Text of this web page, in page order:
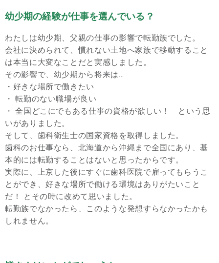
幼少期の経験が仕事を選んでいる？
わたしは幼少期、父親の仕事の影響で転勤族でした。
会社に決められて、慣れない土地へ家族で移動すること
は本当に大変なことだと実感しました。
その影響で、幼少期から将来は…
・好きな場所で働きたい
・ 転勤のない職場が良い
・ 全国どこにでもある仕事の資格が欲しい！ という思
いがありました。
そして、歯科衛生士の国家資格を取得しました。
歯科のお仕事なら、北海道から沖縄まで全国にあり、基
本的には転勤することはないと思ったからです。
実際に、上京した後にすぐに歯科医院で雇ってもらうこ
とができ、好きな場所で働ける環境はありがたいこと
だ！ とその時に改めて思いました。
転勤族でなかったら、このような発想すらなかったかも
しれません。